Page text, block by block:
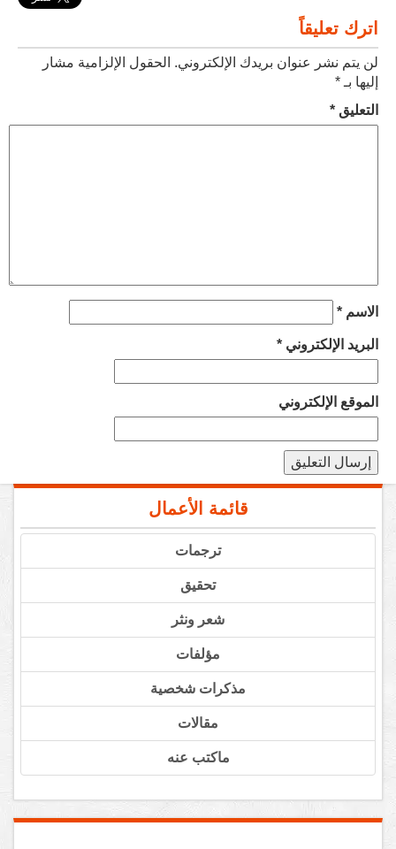
اترك تعليقاً
لن يتم نشر عنوان بريدك الإلكتروني. الحقول الإلزامية مشار
إليها بـ *
التعليق *
الاسم *
البريد الإلكتروني *
الموقع الإلكتروني
قائمة الأعمال
ترجمات
تحقيق
شعر ونثر
مؤلفات
مذكرات شخصية
مقالات
ماكتب عنه